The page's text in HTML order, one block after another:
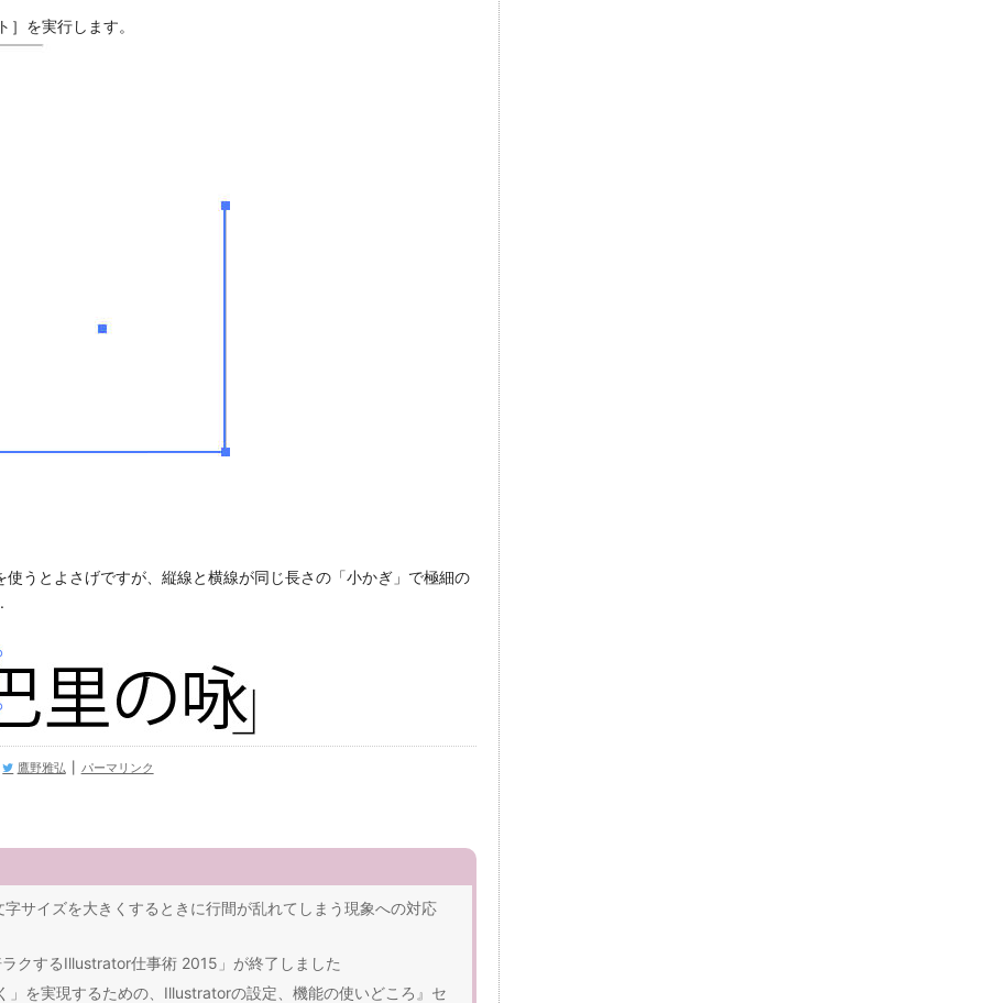
を実行します。
うとよさげですが、縦線と横線が同じ長さの「小かぎ」で極細の
鷹野雅弘 パーマリンク
サイズを大きくするときに行間が乱れてしまう現象への対応
クするIllustrator仕事術 2015」が終了しました
」を実現するための、Illustratorの設定、機能の使いどころ』セ